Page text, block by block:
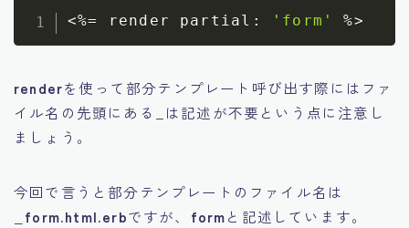
<%= render partial : 'form' %>
renderを使って部分テンプレート呼び出す際にはファ
イル名の先頭にある_は記述が不要という点に注意し
ましょう。
今回で言うと部分テンプレートのファイル名は
_form.html.erbですが、 formと記述しています。